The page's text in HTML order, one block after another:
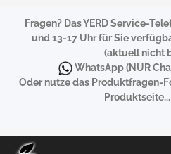
Fragen? Das YERD Service-
und 13-17 Uhr für Sie
(aktuell nicht
WhatsApp(NUR
Oder nutze das Produktfragen-
Produktseite...